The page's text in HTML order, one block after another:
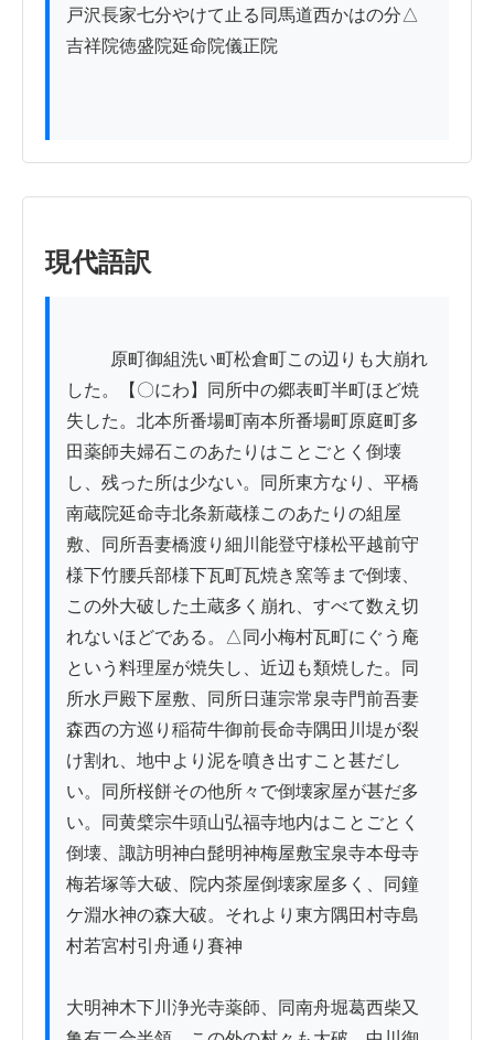
戸沢長家七分やけて止る同馬道西かはの分△
吉祥院徳盛院延命院儀正院
現代語訳
した。【〇にわ】同所中の郷表町半町ほど焼
失した。北本所番場町南本所番場町原庭町多
田薬師夫婦石このあたりはことごとく倒壊
し、残った所は少ない。同所東方なり、平橋
南蔵院延命寺北条新蔵様このあたりの組屋
敷、同所吾妻橋渡り細川能登守様松平越前守
様下竹腰兵部様下瓦町瓦焼き窯等まで倒壊、
この外大破した土蔵多く崩れ、すべて数え切
れないほどである。△同小梅村瓦町にぐう庵
という料理屋が焼失し、近辺も類焼した。同
所水戸殿下屋敷、同所日蓮宗常泉寺門前吾妻
森西の方巡り稲荷牛御前長命寺隅田川堤が裂
け割れ、地中より泥を噴き出すこと甚だし
い。同所桜餅その他所々で倒壊家屋が甚だ多
い。同黄檗宗牛頭山弘福寺地内はことごとく
倒壊、諏訪明神白髭明神梅屋敷宝泉寺本母寺
梅若塚等大破、院内茶屋倒壊家屋多く、同鐘
ケ淵水神の森大破。それより東方隅田村寺島
村若宮村引舟通り賽神
大明神木下川浄光寺薬師、同南舟堀葛西柴又